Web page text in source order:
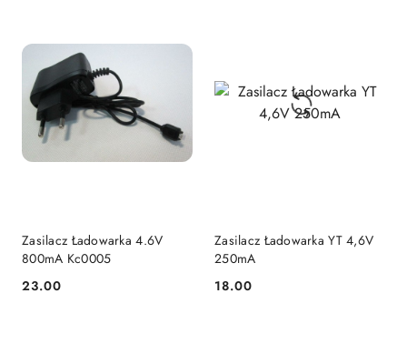
Zasilacz Ładowarka 4.6V
800mA Kc0005
Cena:
23.00
Zasilacz Ładowarka YT 4,6V
250mA
Cena:
18.00